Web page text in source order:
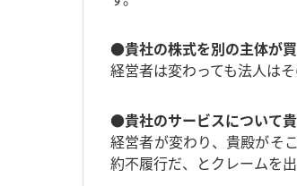
●貴社の株式を別の主体が
経営者は変わっても法人は
●貴社のサービスについて
経営者が変わり、貴殿がそ
約不履行だ、とクレームを